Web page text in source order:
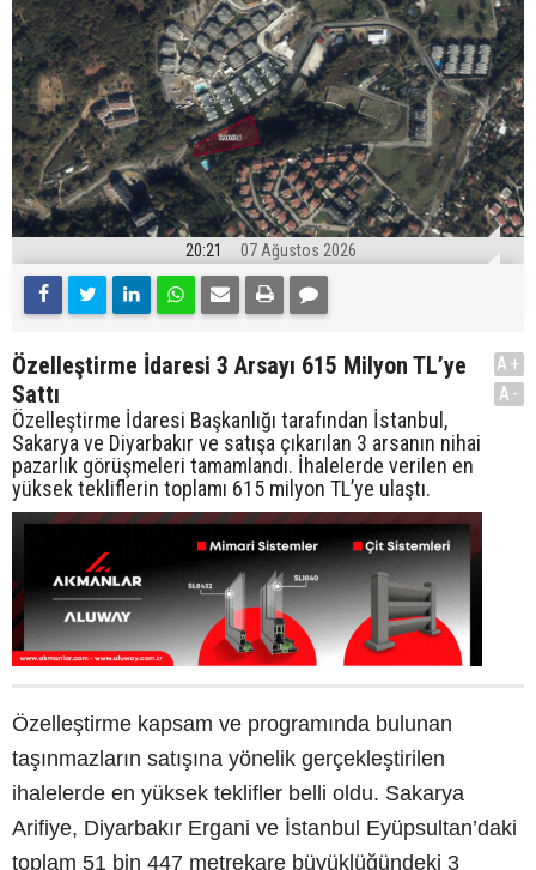
20:21 07 Ağustos 2026
Özelleştirme İdaresi 3 Arsayı 615 Milyon TL’ye
Sattı
Özelleştirme İdaresi Başkanlığı tarafından İstanbul,
Sakarya ve Diyarbakır ve satışa çıkarılan 3 arsanın nihai
pazarlık görüşmeleri tamamlandı. İhalelerde verilen en
yüksek tekliflerin toplamı 615 milyon TL’ye ulaştı.
A+
A-
Özelleştirme kapsam ve programında bulunan
taşınmazların satışına yönelik gerçekleştirilen
ihalelerde en yüksek teklifler belli oldu. Sakarya
Arifiye, Diyarbakır Ergani ve İstanbul Eyüpsultan’daki
toplam 51 bin 447 metrekare büyüklüğündeki 3